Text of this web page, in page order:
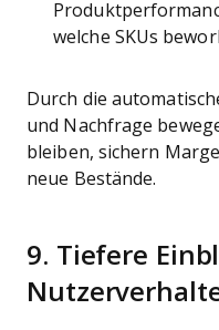
welche SKUs
Durch die
und Nachfrage
bleiben, sichern
neue Bestände.
9. Tiefere